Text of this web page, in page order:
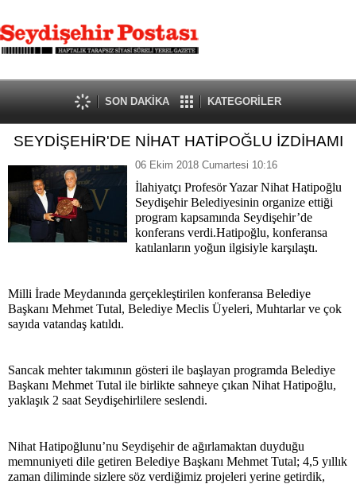
SON DAKİKA KATEGORİLER
SEYDİŞEHİR'DE NİHAT HATİPOĞLU İZDİHAMI
06 Ekim 2018 Cumartesi 10:16
İlahiyatçı Profesör Yazar Nihat Hatipoğlu
Seydişehir Belediyesinin organize ettiği
program kapsamında Seydişehir’de
konferans verdi.Hatipoğlu, konferansa
katılanların yoğun ilgisiyle karşılaştı.
Milli İrade Meydanında gerçekleştirilen konferansa Belediye
Başkanı Mehmet Tutal, Belediye Meclis Üyeleri, Muhtarlar ve çok
sayıda vatandaş katıldı.
Sancak mehter takımının gösteri ile başlayan programda Belediye
Başkanı Mehmet Tutal ile birlikte sahneye çıkan Nihat Hatipoğlu,
yaklaşık 2 saat Seydişehirlilere seslendi.
Nihat Hatipoğlunu’nu Seydişehir de ağırlamaktan duyduğu
memnuniyeti dile getiren Belediye Başkanı Mehmet Tutal; 4,5 yıllık
zaman diliminde sizlere söz verdiğimiz projeleri yerine getirdik,